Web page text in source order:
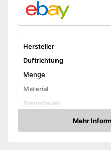
Hersteller
Duftrichtung
Menge
Material
Brenndauer
Amazon Lieferzeit
Mehr
Amazon